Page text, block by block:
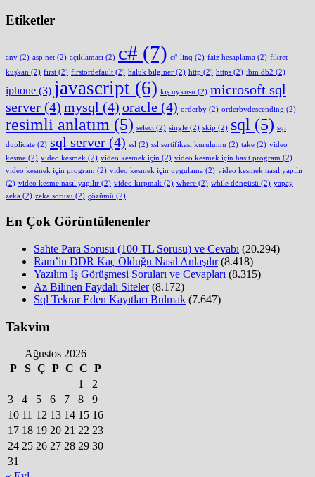
Etiketler
any (2) asp.net (2) açıklaması (2) c# (7) c# linq (2) faiz hesaplama (2) fikret
kuşkan (2) first (2) firstordefault (2) haluk bilginer (2) http (2) https (2) ibm db2 (2)
iphone (3) javascript (6) kış uykusu (2) microsoft sql
server (4) mysql (4) oracle (4) orderby (2) orderbydescending (2)
resimli anlatım (5) select (2) single (2) skip (2) sql (5) sql
duplicate (2) sql server (4) ssl (2) ssl sertifikası kurulumu (2) take (2) video
kesme (2) video kesmek (2) video kesmek için (2) video kesmek için basit program (2)
video kesmek için program (2) video kesmek için uygulama (2) video kesmek nasıl yapılır
(2) video kesme nasıl yapılır (2) video kırpmak (2) where (2) while döngüsü (2) yapay
zeka (2) zeka sorusu (2) çözümü (2)
En Çok Görüntülenenler
Sahte Para Sorusu (100 TL Sorusu) ve Cevabı (20.294)
Ram’in DDR Kaç Olduğu Nasıl Anlaşılır (8.418)
Yazılım İş Görüşmesi Soruları ve Cevapları (8.315)
Az Bilinen Faydalı Siteler (8.172)
Sql Tekrar Eden Kayıtları Bulmak (7.647)
Takvim
Ağustos 2026
P
S Ç P C C P
1
2
3
4 5 6 7 8
9
10 11 12 13 14 15 16
17 18 19 20 21 22 23
24 25 26 27 28 29 30
31